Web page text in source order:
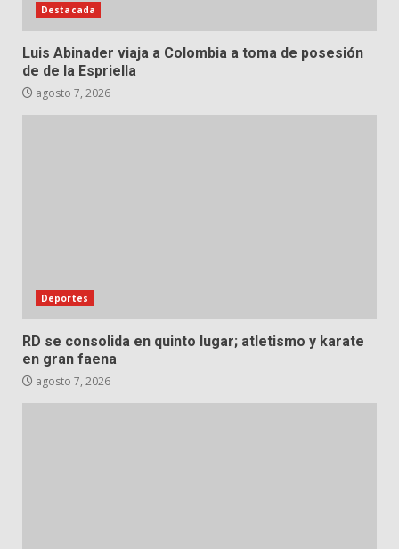
Destacada
Luis Abinader viaja a Colombia a toma de posesión
de de la Espriella
agosto 7, 2026
Deportes
RD se consolida en quinto lugar; atletismo y karate
en gran faena
agosto 7, 2026